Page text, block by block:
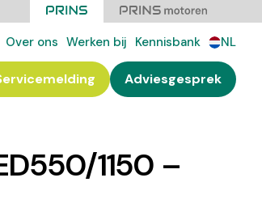
Over ons Werken bij Kennisbank NL
Adviesgesprek
1150 –